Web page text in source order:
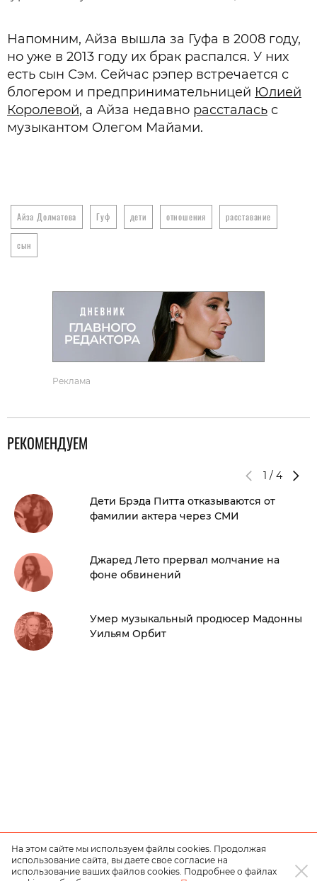
Напомним, Айза вышла за Гуфа в 2008 году,
но уже в 2013 году их брак распался. У них
есть сын Сэм. Сейчас рэпер встречается с
блогером и предпринимательницей Юлией
Королевой, а Айза недавно рассталась с
музыкантом Олегом Майами.
Айза Долматова Гуф дети отношения расставание
сын
Реклама
РЕКОМЕНДУЕМ
1 / 4
Дети Брэда Питта отказываются от
фамилии актера через СМИ
Джаред Лето прервал молчание на
фоне обвинений
Умер музыкальный продюсер Мадонны
Уильям Орбит
На этом сайте мы используем файлы cookies. Продолжая
использование сайта, вы даете свое согласие на
использование ваших файлов cookies. Подробнее о файлах